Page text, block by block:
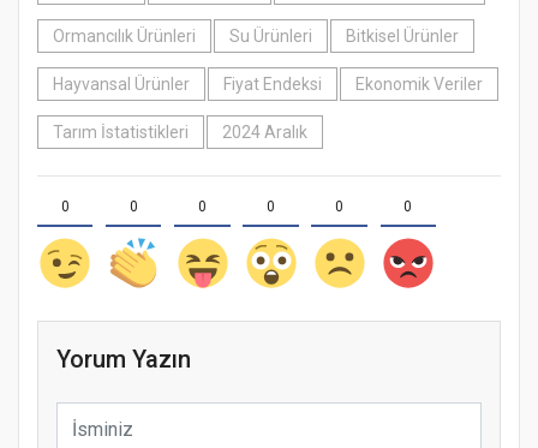
Ormancılık Ürünleri Su Ürünleri Bitkisel Ürünler
Hayvansal Ürünler Fiyat Endeksi Ekonomik Veriler
Tarım İstatistikleri 2024 Aralık
0 0 0 0 0 0
Yorum Yazın